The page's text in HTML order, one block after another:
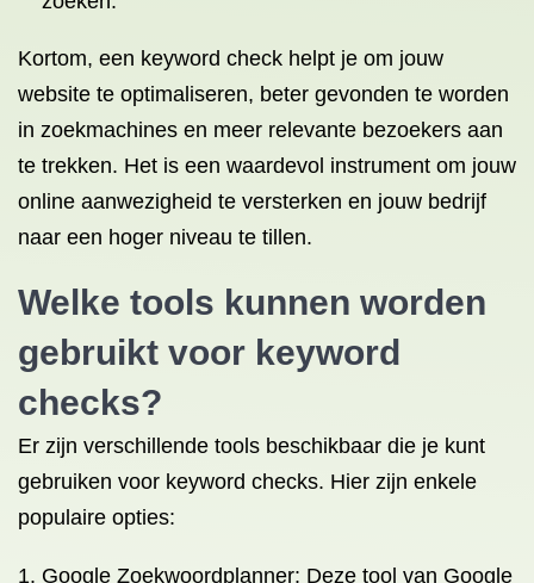
Kortom, een keyword check helpt je om jouw
website te optimaliseren, beter gevonden te worden
in zoekmachines en meer relevante bezoekers aan
te trekken. Het is een waardevol instrument om jouw
online aanwezigheid te versterken en jouw bedrijf
naar een hoger niveau te tillen.
Welke tools kunnen worden
gebruikt voor keyword
checks?
Er zijn verschillende tools beschikbaar die je kunt
gebruiken voor keyword checks. Hier zijn enkele
populaire opties:
Google Zoekwoordplanner: Deze tool van Google